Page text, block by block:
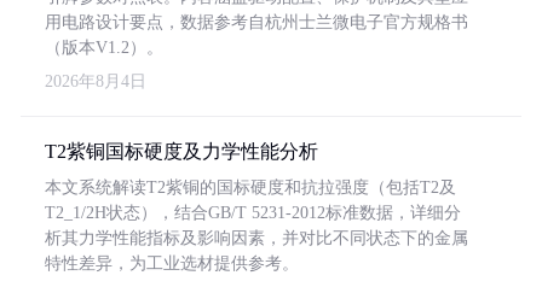
用电路设计要点，数据参考自杭州士兰微电子官方规格书
（版本V1.2）。
2026年8月4日
T2紫铜国标硬度及力学性能分析
本文系统解读T2紫铜的国标硬度和抗拉强度（包括T2及
T2_1/2H状态），结合GB/T 5231-2012标准数据，详细分
析其力学性能指标及影响因素，并对比不同状态下的金属
特性差异，为工业选材提供参考。